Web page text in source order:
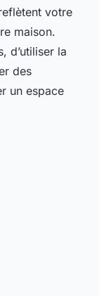
votre
maison.
d’utiliser la
des
un espace